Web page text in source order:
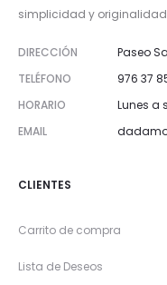
simplicidad y
DIRECCIÓN
Paseo
TELÉFONO
976 37
HORARIO
Lunes a
EMAIL
CLIENTES
Carrito de compra
Lista de Deseos